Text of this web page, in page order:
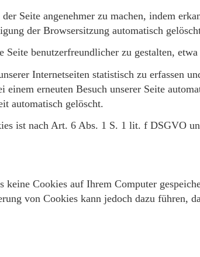
Seite angenehmer zu machen, indem
der Browsersitzung automatisch
benutzerfreundlicher zu gestalten,
Internetseiten statistisch zu erfassen
erneuten Besuch unserer Seite
automatisch gelöscht.
ist nach Art. 6 Abs. 1 S. 1 lit. f DSGVO
Cookies auf Ihrem Computer
von Cookies kann jedoch dazu führen,